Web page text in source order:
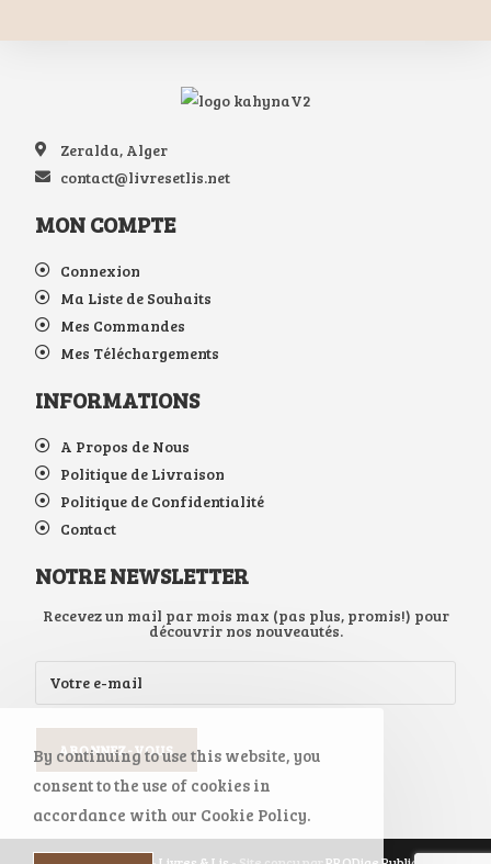
Zeralda, Alger
contact@livresetlis.net
MON COMPTE
Connexion
Ma Liste de Souhaits
Mes Commandes
Mes Téléchargements
INFORMATIONS
A Propos de Nous
Politique de Livraison
Politique de Confidentialité
Contact
NOTRE NEWSLETTER
Recevez un mail par mois max (pas plus, promis!) pour
découvrir nos nouveautés.
By continuing to use this website, you
consent to the use of cookies in
accordance with our Cookie Policy.